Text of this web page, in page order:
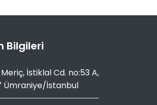
Bilgileri
İstiklal Cd. no:53 A,
Ümraniye/İstanbul